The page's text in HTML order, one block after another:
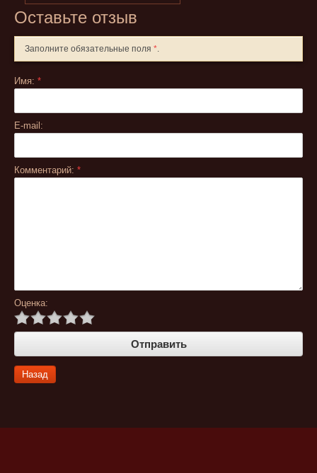
Оставьте отзыв
Заполните обязательные поля *.
Имя: *
E-mail:
Комментарий: *
Оценка:
Назад